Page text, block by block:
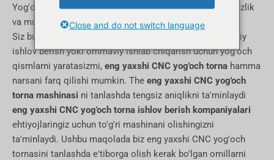
Yog'ochga ishlov berish haqida gap ketganda, aniqlik, tezlik
va mustahkamlik birinchi o'rinda turadi.
Siz buyurtma asosida mebel yaratasizmi, yog'ochni badiiy
ishlov berish yoki ommaviy ishlab chiqarish uchun yog'och
qismlarni yaratasizmi, eng yaxshi CNC yog'och torna hamma
narsani farq qilishi mumkin. The eng yaxshi CNC yog'och
torna mashinasi ni tanlashda tengsiz aniqlikni ta'minlaydi
eng yaxshi CNC yog'och torna ishlov berish kompaniyalari
ehtiyojlaringiz uchun to'g'ri mashinani olishingizni
ta'minlaydi. Ushbu maqolada biz eng yaxshi CNC yog'och
tornasini tanlashda e'tiborga olish kerak bo'lgan omillarni
Close and do not switch language